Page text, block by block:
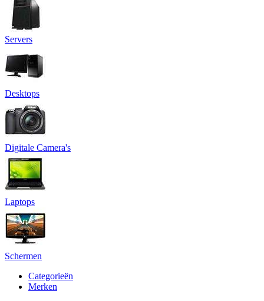
Servers
Desktops
Digitale Camera's
Laptops
Schermen
Categorieën
Merken